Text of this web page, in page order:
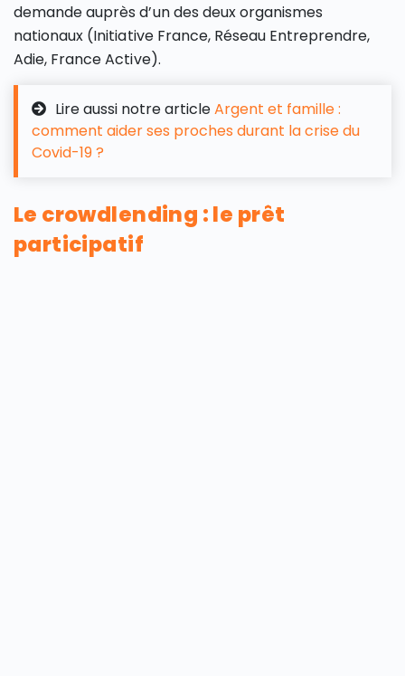
demande auprès d’un des deux organismes
nationaux (Initiative France, Réseau Entreprendre,
Adie, France Active).
Lire aussi notre articleArgent et famille :
comment aider ses proches durant la crise du
Covid-19 ?
Le crowdlending : le prêt
participatif